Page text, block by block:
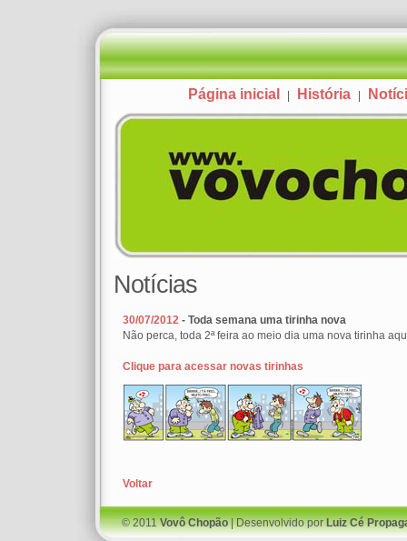
Página inicial História
Notícias
30/07/2012 - Toda semana uma tirinha nova
Não perca, toda 2ª feira ao meio dia uma nova tirinha
Clique para acessar novas tirinhas
Voltar
© 2011Vovô Chopão| Desenvolvido porLuiz Cé